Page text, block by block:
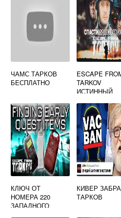
ЧАМС ТАРКОВ
БЕСПЛАТНО
ESCAPE
TARKOV
ИСТИННЫЙ
КЛЮЧ ОТ
НОМЕРА 220
ЗАПАДНОГО
КИВЕР
ТАРКОВ